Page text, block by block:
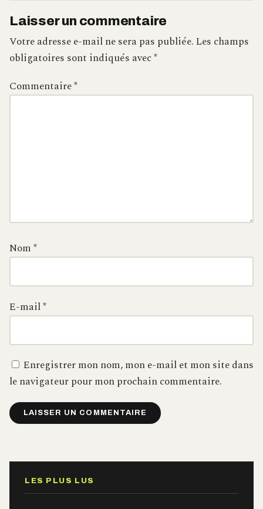
Laisser un commentaire
Votre adresse e-mail ne sera pas publiée.Les champs
obligatoires sont indiqués avec*
Commentaire*
Nom*
E-mail*
Enregistrer mon nom, mon e-mail et mon site dans
le navigateur pour mon prochain commentaire.
LES PLUS LUS